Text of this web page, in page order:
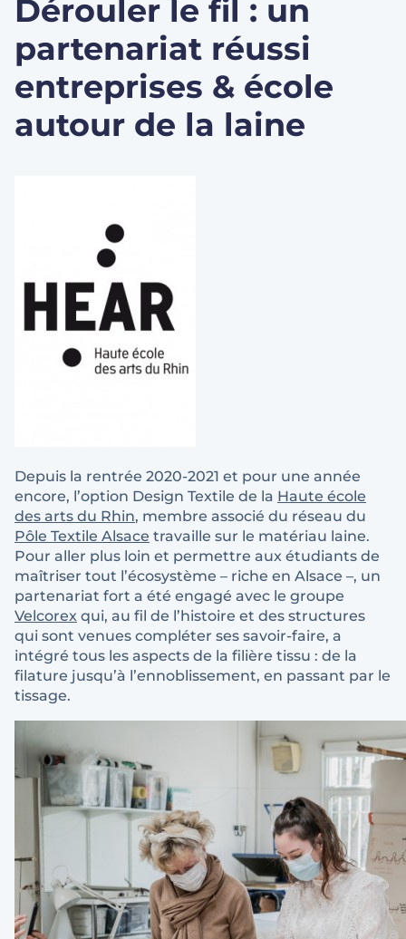
Dérouler le fil : un
partenariat réussi
entreprises & école
autour de la laine
Depuis la rentrée 2020-2021 et pour une année
encore, l’option Design Textile de la Haute école
des arts du Rhin, membre associé du réseau du
Pôle Textile Alsace travaille sur le matériau laine.
Pour aller plus loin et permettre aux étudiants de
maîtriser tout l’écosystème – riche en Alsace –, un
partenariat fort a été engagé avec le groupe
Velcorex qui, au fil de l’histoire et des structures
qui sont venues compléter ses savoir-faire, a
intégré tous les aspects de la filière tissu : de la
filature jusqu’à l’ennoblissement, en passant par le
tissage.